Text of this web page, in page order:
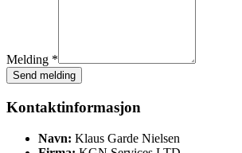
Melding *
Send melding
Kontaktinformasjon
Navn: Klaus Garde Nielsen